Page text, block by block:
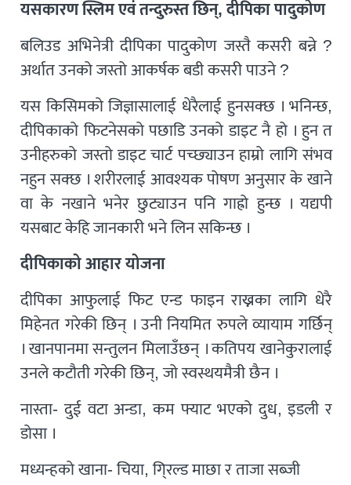
यसकारण स्लिम एवं तन्दुरुस्त छिन्, दीपिका पादुकोण
बलिउड अभिनेत्री दीपिका पादुकोण जस्तै कसरी बन्ने ?
अर्थात उनको जस्तो आकर्षक बडी कसरी पाउने ?
यस किसिमको जिज्ञासालाई धेरैलाई हुनसक्छ । भनिन्छ,
दीपिकाको फिटनेसको पछाडि उनको डाइट नै हो । हुन त
उनीहरुको जस्तो डाइट चार्ट पच्छ्याउन हाम्रो लागि संभव
नहुन सक्छ । शरीरलाई आवश्यक पोषण अनुसार के खाने
वा के नखाने भनेर छुट्याउन पनि गाह्रो हुन्छ । यद्यपी
यसबाट केहि जानकारी भने लिन सकिन्छ ।
दीपिकाको आहार योजना
दीपिका आफुलाई फिट एन्ड फाइन राख्नका लागि धेरै
मिहेनत गरेकी छिन् । उनी नियमित रुपले व्यायाम गर्छिन्
। खानपानमा सन्तुलन मिलाउँछन् । कतिपय खानेकुरालाई
उनले कटौती गरेकी छिन्, जो स्वस्थयमैत्री छैन ।
नास्ता- दुई वटा अन्डा, कम फ्याट भएको दुध, इडली र
डोसा ।
मध्यन्हको खाना- चिया, गि्रल्ड माछा र ताजा सब्जी